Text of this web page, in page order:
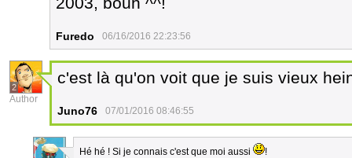
Furedo 06/16/2016 22:23:56
2
Author
c'est là qu'on voit que je suis vieux
Juno76 07/01/2016 08:46:55
Hé hé ! Si je connais c'est que moi aussi !